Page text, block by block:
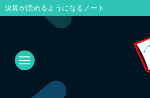
決算が読めるようになるノート